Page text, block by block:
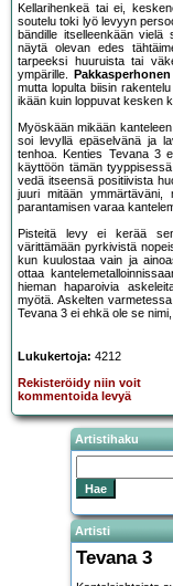
Kellarihenkeä tai ei,
soutelu toki lyö levyyn
bändille itselleenkään vielä
näytä olevan edes
tarpeeksi huuruista tai
ympärille.
Pakkasperhonen
mutta lopulta biisin
ikään kuin loppuvat kesken
Myöskään mikään
soi levyllä epäselvänä ja
tenhoa. Kenties Tevana 3
käyttöön tämän
vedä itseensä positiivista
juuri mitään
parantamisen varaa
Pisteitä levy ei kerää
värittämään pyrkivistä
kun kuulostaa vain ja
ottaa
hieman haparoivia
myötä. Askelten
Tevana 3 ei ehkä ole se
Lukukertoja: 4212
Rekisteröidy niin voit
kommentoida levyä
Artistihaku
Artisti
Tevana 3